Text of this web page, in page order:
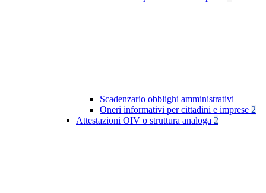
Scadenzario obblighi amministrativi
Oneri informativi per cittadini e imprese 2
Attestazioni OIV o struttura analoga 2